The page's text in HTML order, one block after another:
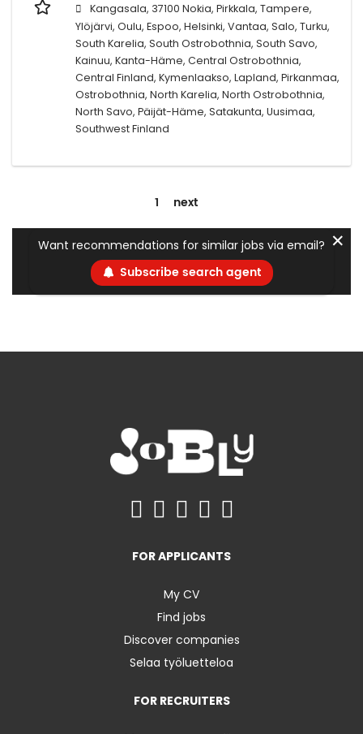
Kangasala, 37100 Nokia, Pirkkala, Tampere,
Ylöjärvi, Oulu, Espoo, Helsinki, Vantaa, Salo, Turku,
South Karelia, South Ostrobothnia, South Savo,
Kainuu, Kanta-Häme, Central Ostrobothnia,
Central Finland, Kymenlaakso, Lapland, Pirkanmaa,
Ostrobothnia, North Karelia, North Ostrobothnia,
North Savo, Päijät-Häme, Satakunta, Uusimaa,
Southwest Finland
1 next
Want recommendations for similar jobs via email?
Subscribe search agent
✕
FOR APPLICANTS
My CV
Find jobs
Discover companies
Selaa työluetteloa
FOR RECRUITERS